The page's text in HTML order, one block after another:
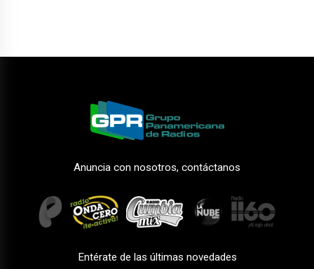
Anuncia con nosotros, contáctanos
Entérate de las últimas novedades